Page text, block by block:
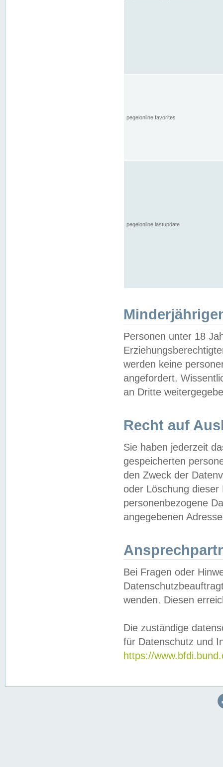
pegelonline.favorites
pegelonline.lastupdate
Personen unter 18
werden keine
angefordert.
an Dritte
Recht auf
Sie haben jederzeit
gespeicherten
den Zweck der
oder Löschung
personenbezogene
angegebenen
Bei Fragen oder
wenden. Diesen
Die zuständige
für Datenschutz und
https://